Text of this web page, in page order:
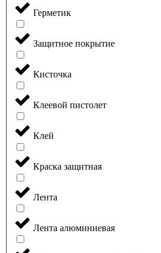
Герметик
Защитное покрытие
Кисточка
Клеевой пистолет
Клей
Краска защитная
Лента
Лента алюминиевая